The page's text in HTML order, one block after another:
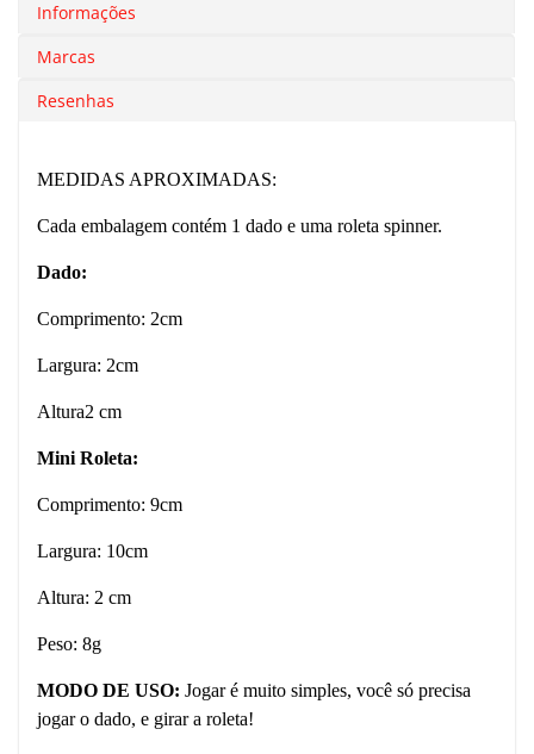
Informações
Marcas
Resenhas
MEDIDAS APROXIMADAS:
Cada embalagem contém 1 dado e uma roleta spinner.
Dado:
Comprimento: 2cm
Largura: 2cm
Altura2 cm
Mini Roleta:
Comprimento: 9cm
Largura: 10cm
Altura: 2 cm
Peso: 8g
MODO DE USO: Jogar é muito simples, você só precisa
jogar o dado, e girar a roleta!